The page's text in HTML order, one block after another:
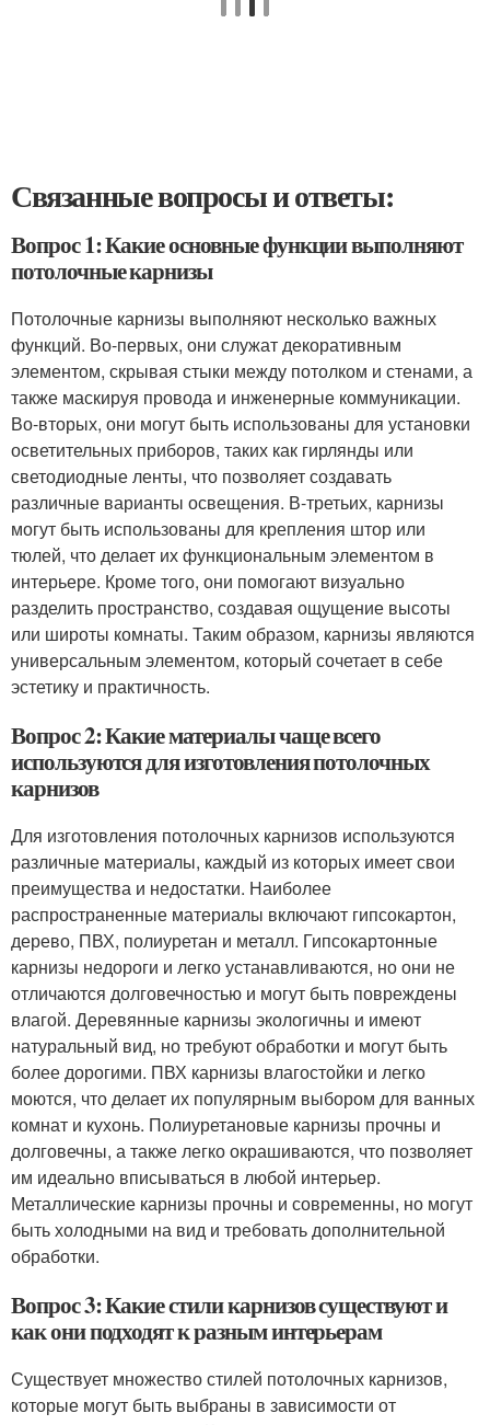
Связанные вопросы и ответы:
Вопрос 1: Какие основные функции выполняют
потолочные карнизы
Потолочные карнизы выполняют несколько важных
функций. Во-первых, они служат декоративным
элементом, скрывая стыки между потолком и стенами, а
также маскируя провода и инженерные коммуникации.
Во-вторых, они могут быть использованы для установки
осветительных приборов, таких как гирлянды или
светодиодные ленты, что позволяет создавать
различные варианты освещения. В-третьих, карнизы
могут быть использованы для крепления штор или
тюлей, что делает их функциональным элементом в
интерьере. Кроме того, они помогают визуально
разделить пространство, создавая ощущение высоты
или широты комнаты. Таким образом, карнизы являются
универсальным элементом, который сочетает в себе
эстетику и практичность.
Вопрос 2: Какие материалы чаще всего
используются для изготовления потолочных
карнизов
Для изготовления потолочных карнизов используются
различные материалы, каждый из которых имеет свои
преимущества и недостатки. Наиболее
распространенные материалы включают гипсокартон,
дерево, ПВХ, полиуретан и металл. Гипсокартонные
карнизы недороги и легко устанавливаются, но они не
отличаются долговечностью и могут быть повреждены
влагой. Деревянные карнизы экологичны и имеют
натуральный вид, но требуют обработки и могут быть
более дорогими. ПВХ карнизы влагостойки и легко
моются, что делает их популярным выбором для ванных
комнат и кухонь. Полиуретановые карнизы прочны и
долговечны, а также легко окрашиваются, что позволяет
им идеально вписываться в любой интерьер.
Металлические карнизы прочны и современны, но могут
быть холодными на вид и требовать дополнительной
обработки.
Вопрос 3: Какие стили карнизов существуют и
как они подходят к разным интерьерам
Существует множество стилей потолочных карнизов,
которые могут быть выбраны в зависимости от